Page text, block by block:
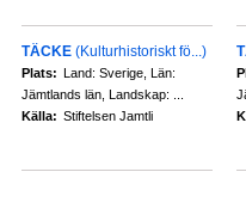
TÄCKE (Kulturhistoriskt fö...)
Plats: Land: Sverige, Län:
Jämtlands län, Landskap: ...
Källa: Stiftelsen Jamtli